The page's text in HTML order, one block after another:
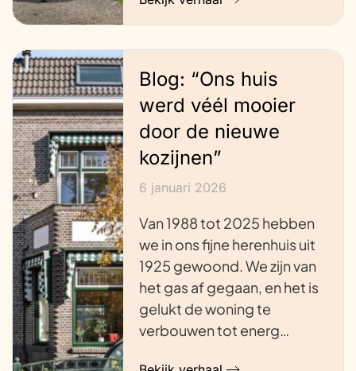
Blog: “Ons huis
werd véél mooier
door de nieuwe
kozijnen”
6 januari 2026
Van 1988 tot 2025 hebben
we in ons fijne herenhuis uit
1925 gewoond. We zijn van
het gas af gegaan, en het is
gelukt de woning te
verbouwen tot energ…